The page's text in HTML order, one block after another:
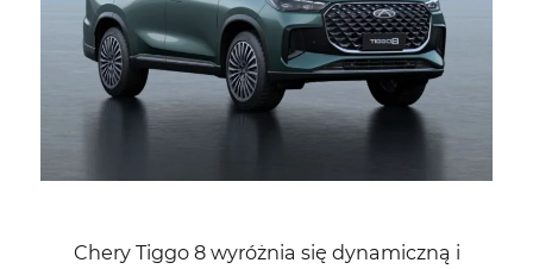
Chery Tiggo 8 wyróżnia się dynamiczną i